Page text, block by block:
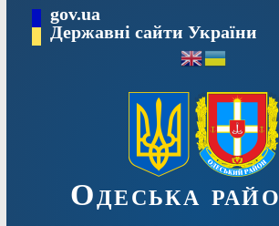
Перейтиgov.ua
Державні сайти України
Одеська